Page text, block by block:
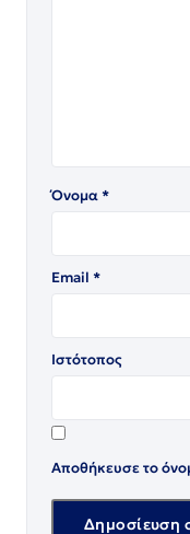
Όνομα*
Email *
Ιστότοπος
Αποθήκευσε το